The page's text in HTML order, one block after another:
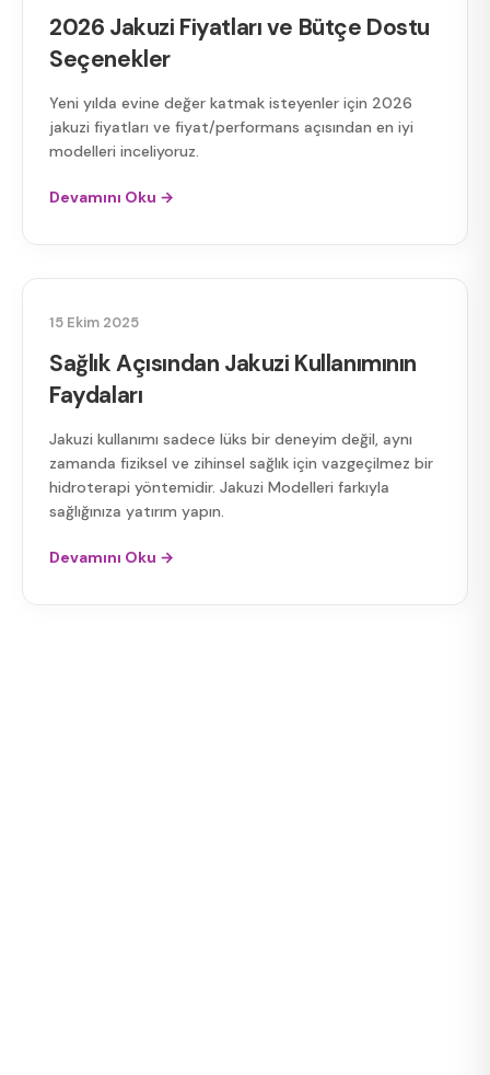
2026 Jakuzi Fiyatları ve Bütçe Dostu
Seçenekler
Yeni yılda evine değer katmak isteyenler için 2026
jakuzi fiyatları ve fiyat/performans açısından en iyi
modelleri inceliyoruz.
Devamını Oku →
15 Ekim 2025
Sağlık Açısından Jakuzi Kullanımının
Faydaları
Jakuzi kullanımı sadece lüks bir deneyim değil, aynı
zamanda fiziksel ve zihinsel sağlık için vazgeçilmez bir
hidroterapi yöntemidir. Jakuzi Modelleri farkıyla
sağlığınıza yatırım yapın.
Devamını Oku →